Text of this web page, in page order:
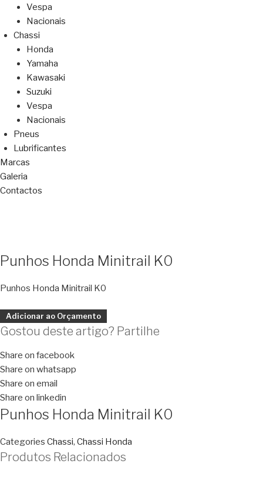
Vespa
Nacionais
Chassi
Honda
Yamaha
Kawasaki
Suzuki
Vespa
Nacionais
Pneus
Lubrificantes
Marcas
Galeria
Contactos
Punhos Honda Minitrail K0
Punhos Honda Minitrail K0
Adicionar ao Orçamento
Gostou deste artigo? Partilhe
Share on facebook
Share on whatsapp
Share on email
Share on linkedin
Punhos Honda Minitrail K0
Categories Chassi, Chassi Honda
Produtos Relacionados